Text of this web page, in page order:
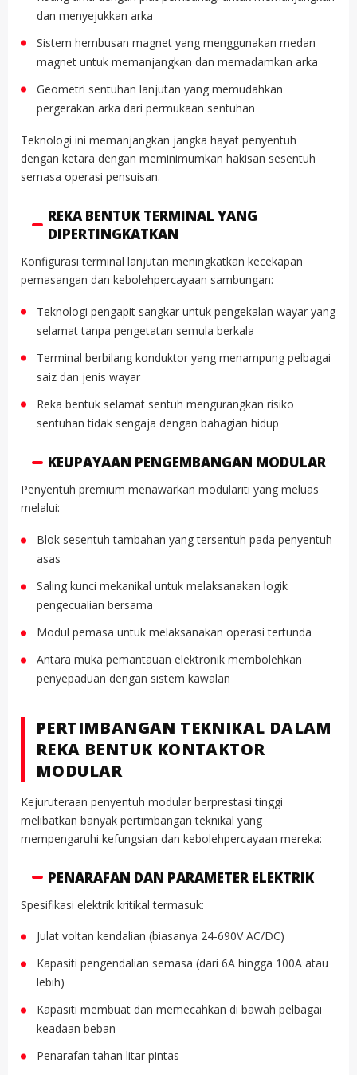
dan menyejukkan arka
Sistem hembusan magnet yang menggunakan medan
magnet untuk memanjangkan dan memadamkan arka
Geometri sentuhan lanjutan yang memudahkan
pergerakan arka dari permukaan sentuhan
Teknologi ini memanjangkan jangka hayat penyentuh
dengan ketara dengan meminimumkan hakisan sesentuh
semasa operasi pensuisan.
REKA BENTUK TERMINAL YANG
DIPERTINGKATKAN
Konfigurasi terminal lanjutan meningkatkan kecekapan
pemasangan dan kebolehpercayaan sambungan:
Teknologi pengapit sangkar untuk pengekalan wayar yang
selamat tanpa pengetatan semula berkala
Terminal berbilang konduktor yang menampung pelbagai
saiz dan jenis wayar
Reka bentuk selamat sentuh mengurangkan risiko
sentuhan tidak sengaja dengan bahagian hidup
KEUPAYAAN PENGEMBANGAN MODULAR
Penyentuh premium menawarkan modulariti yang meluas
melalui:
Blok sesentuh tambahan yang tersentuh pada penyentuh
asas
Saling kunci mekanikal untuk melaksanakan logik
pengecualian bersama
Modul pemasa untuk melaksanakan operasi tertunda
Antara muka pemantauan elektronik membolehkan
penyepaduan dengan sistem kawalan
PERTIMBANGAN TEKNIKAL DALAM
REKA BENTUK KONTAKTOR
MODULAR
Kejuruteraan penyentuh modular berprestasi tinggi
melibatkan banyak pertimbangan teknikal yang
mempengaruhi kefungsian dan kebolehpercayaan mereka:
PENARAFAN DAN PARAMETER ELEKTRIK
Spesifikasi elektrik kritikal termasuk:
Julat voltan kendalian (biasanya 24-690V AC/DC)
Kapasiti pengendalian semasa (dari 6A hingga 100A atau
lebih)
Kapasiti membuat dan memecahkan di bawah pelbagai
keadaan beban
Penarafan tahan litar pintas